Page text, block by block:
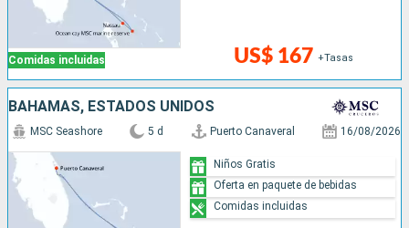
Comidas incluidas US$ 167 +Tasas
BAHAMAS, ESTADOS UNIDOS
MSC Seashore 5 d Puerto Canaveral 16/08/2026
Niños Gratis
Oferta en paquete de bebidas
Comidas incluidas